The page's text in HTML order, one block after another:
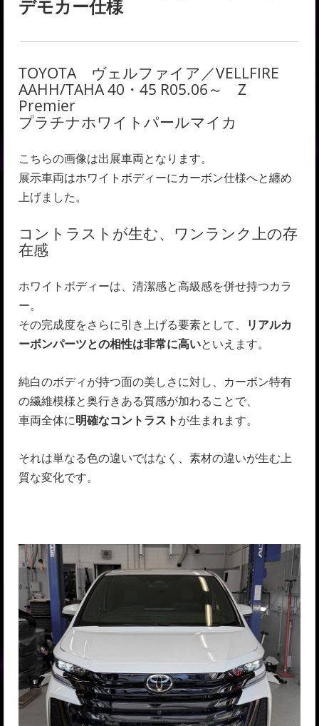
デモカー仕様
TOYOTA ヴェルファイア／VELLFIRE
AAHH/TAHA 40・45 R05.06～ Z
Premier
プラチナホワイトパールマイカ
こちらの画像は出展車両となります。
展示車両はホワイトボディーにカーボン仕様へと纏め
上げました。
コントラストが生む、ワンランク上の存
在感
ホワイトボディーは、清潔感と高級感を併せ持つカラ
ー。
その完成度をさらに引き上げる要素として、
リアルカ
ーボンパーツとの相性は非常に高いといえます。
純白のボディが持つ面の美しさに対し、カーボン特有
の繊維模様と奥行きある質感が加わることで、
車両全体に明確なコントラストが生まれます。
それは単なる色の違いではなく、素材の違いが生む上
質な変化です。